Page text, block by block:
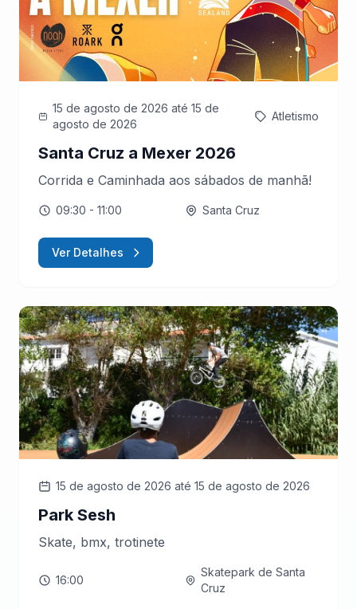
15 de agosto de 2026 até 15 de
agosto de 2026
Atletismo
Santa Cruz a Mexer 2026
Corrida e Caminhada aos sábados de manhã!
09:30 - 11:00 Santa Cruz
Ver Detalhes
15 de agosto de 2026 até 15 de agosto de 2026
Park Sesh
Skate, bmx, trotinete
16:00
Skatepark de Santa
Cruz